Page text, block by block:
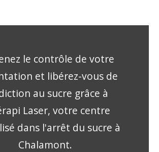
le contrôle de votre
et libérez-vous de
au sucre grâce à
Laser, votre centre
dans l'arrêt du sucre à
Chalamont.